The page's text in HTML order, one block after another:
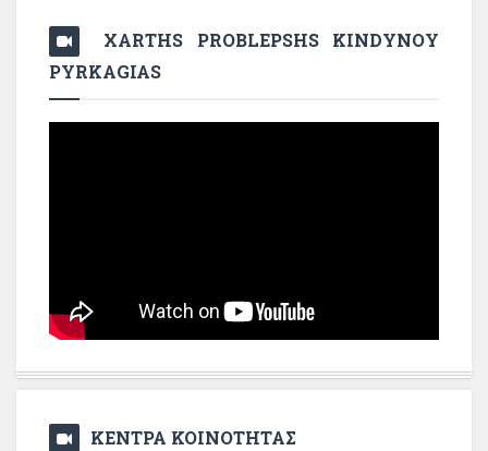
XARTHS PROBLEPSHS KINDYNOY
PYRKAGIAS
ΚΕΝΤΡΑ ΚΟΙΝΟΤΗΤΑΣ